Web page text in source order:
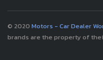
© 2020 Motors - Car Dealer
brands are the property of